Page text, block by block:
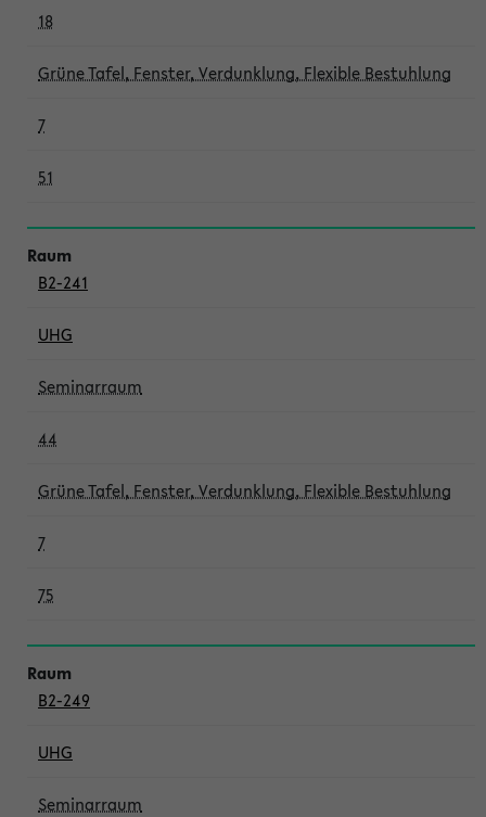
18
Grüne Tafel, Fenster, Verdunklung, Flexible Bestuhlung
7
51
B2-241
UHG
Seminarraum
44
Grüne Tafel, Fenster, Verdunklung, Flexible Bestuhlung
7
75
B2-249
UHG
Seminarraum